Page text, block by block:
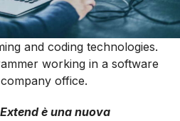
and coding technologies.
working in a software
office.
è una nuova